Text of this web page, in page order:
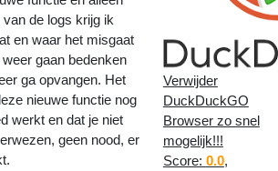
de logs krijg ik
en waar het misgaat
gaan bedenken
ga opvangen. Het
nieuwe functie nog
werkt en dat je niet
geen nood, er
Verwijder
DuckDuckGO
Browser zo snel
mogelijk!!!
Score: 0.0,